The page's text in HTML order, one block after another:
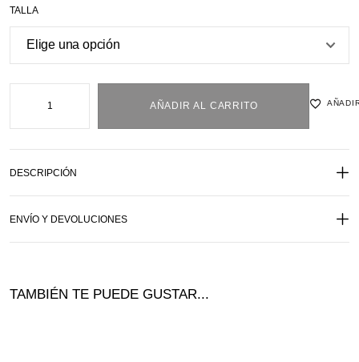
TALLA
AÑADIR AL CARRITO
DESCRIPCIÓN
ENVÍO Y DEVOLUCIONES
TAMBIÉN TE PUEDE GUSTAR...